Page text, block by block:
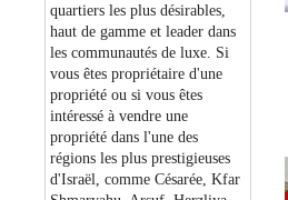
quartiers les plus désirables,
haut de gamme et leader dans
les communautés de luxe. Si
vous êtes propriétaire d'une
propriété ou si vous êtes
intéressé à vendre une
propriété dans l'une des
régions les plus prestigieuses
d'Israël, comme Césarée, Kfar